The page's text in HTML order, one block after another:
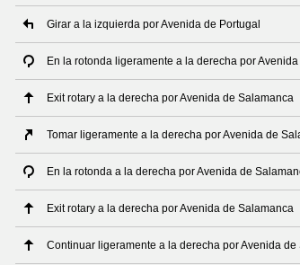
Girar a la izquierda por Avenida de Portugal
En la rotonda ligeramente a la derecha por
Exit rotary a la derecha por Avenida de Salamanca
Tomar ligeramente a la derecha por Avenida de
En la rotonda a la derecha por Avenida de
Exit rotary a la derecha por Avenida de Salamanca
Continuar ligeramente a la derecha por Avenida de